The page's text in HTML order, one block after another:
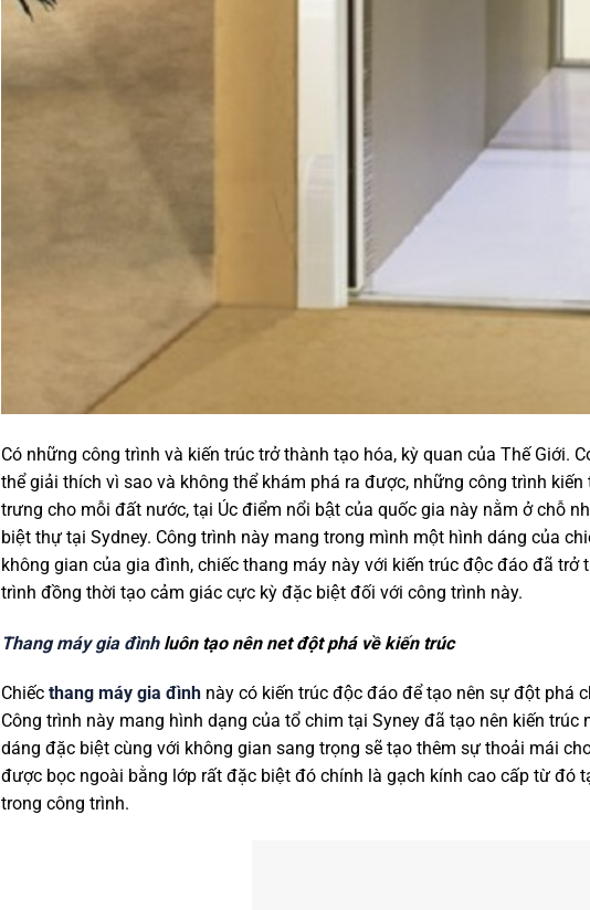
Có những công trình và kiến trúc trở thành tạo hóa, kỳ quan của Thế Giới.
thể giải thích vì sao và không thể khám phá ra được, những công trình
trưng cho mỗi đất nước, tại Úc điểm nổi bật của quốc gia này nằm ở chỗ
biệt thự tại Sydney. Công trình này mang trong mình một hình dáng của
không gian của gia đình, chiếc thang máy này với kiến trúc độc đáo đã
trình đồng thời tạo cảm giác cực kỳ đặc biệt đối với công trình này.
Thang máy gia đìnhluôn tạo nên net đột phá về kiến trúc
Chiếc thang máy gia đình này có kiến trúc độc đáo để tạo nên sự đột phá
Công trình này mang hình dạng của tổ chim tại Syney đã tạo nên kiến trúc
dáng đặc biệt cùng với không gian sang trọng sẽ tạo thêm sự thoải mái
được bọc ngoài bằng lớp rất đặc biệt đó chính là gạch kính cao cấp từ đó
trong công trình.